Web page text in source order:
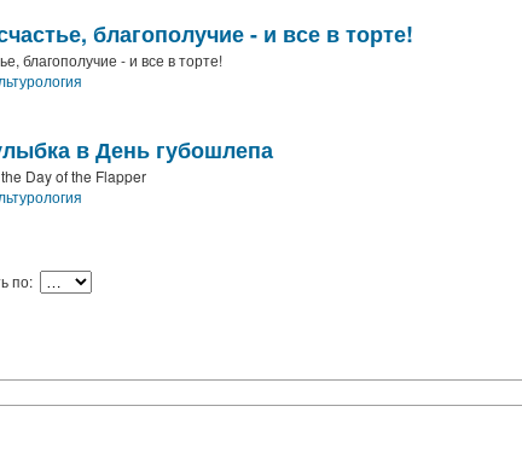
благополучие - и все в торте!
благополучие - и все в торте!
в День губошлепа
Day of the Flapper
по: